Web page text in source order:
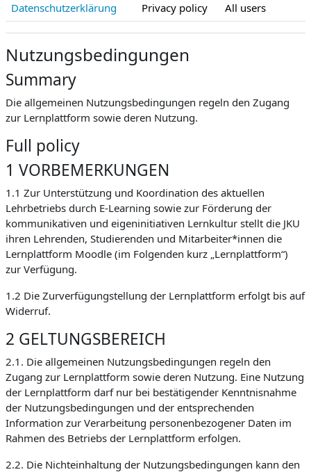
Datenschutzerklärung
Privacy policy All users
Nutzungsbedingungen
Summary
Die allgemeinen Nutzungsbedingungen regeln den Zugang
zur Lernplattform sowie deren Nutzung.
Full policy
1 VORBEMERKUNGEN
1.1 Zur Unterstützung und Koordination des aktuellen
Lehrbetriebs durch E-Learning sowie zur Förderung der
kommunikativen und eigeninitiativen Lernkultur stellt die JKU
ihren Lehrenden, Studierenden und Mitarbeiter*innen die
Lernplattform Moodle (im Folgenden kurz „Lernplattform“)
zur Verfügung.
1.2 Die Zurverfügungstellung der Lernplattform erfolgt bis auf
Widerruf.
2 GELTUNGSBEREICH
2.1. Die allgemeinen Nutzungsbedingungen regeln den
Zugang zur Lernplattform sowie deren Nutzung. Eine Nutzung
der Lernplattform darf nur bei bestätigender Kenntnisnahme
der Nutzungsbedingungen und der entsprechenden
Information zur Verarbeitung personenbezogener Daten im
Rahmen des Betriebs der Lernplattform erfolgen.
2.2. Die Nichteinhaltung der Nutzungsbedingungen kann den